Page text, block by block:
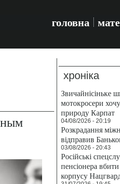
головна
хроніка
Звичайнісіньке
мотокросери
природу Карпат
04/08/2026 - 20:19
Розкрадання
відправив
03/08/2026 - 20:43
Російські
пенсіонера
корпусу